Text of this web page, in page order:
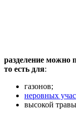
разделение можно
то есть для:
газонов;
неровных
высокой